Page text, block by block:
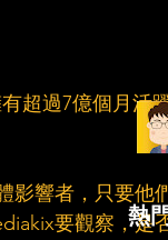
超過7億個月活
影響者，只要他
要觀察，是
熱